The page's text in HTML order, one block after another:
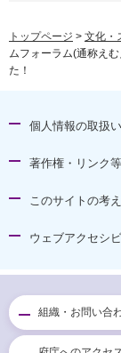
トップページ > 文化・
ムフォーラム(通称え
た！
個人情報の取扱い
著作権・リンク等
このサイトの考
ウェブアクセシ
組織・お問い合